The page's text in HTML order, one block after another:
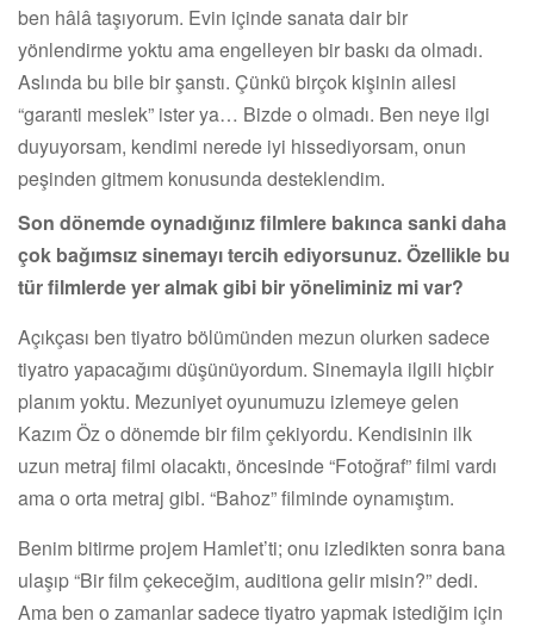
ben hâlâ taşıyorum. Evin içinde sanata dair bir
yönlendirme yoktu ama engelleyen bir baskı da olmadı.
Aslında bu bile bir şanstı. Çünkü birçok kişinin ailesi
“garanti meslek” ister ya… Bizde o olmadı. Ben neye ilgi
duyuyorsam, kendimi nerede iyi hissediyorsam, onun
peşinden gitmem konusunda desteklendim.
Son dönemde oynadığınız filmlere bakınca sanki daha
çok bağımsız sinemayı tercih ediyorsunuz. Özellikle bu
tür filmlerde yer almak gibi bir yöneliminiz mi var?
Açıkçası ben tiyatro bölümünden mezun olurken sadece
tiyatro yapacağımı düşünüyordum. Sinemayla ilgili hiçbir
planım yoktu. Mezuniyet oyunumuzu izlemeye gelen
Kazım Öz o dönemde bir film çekiyordu. Kendisinin ilk
uzun metraj filmi olacaktı, öncesinde “Fotoğraf” filmi vardı
ama o orta metraj gibi. “Bahoz” filminde oynamıştım.
Benim bitirme projem Hamlet’ti; onu izledikten sonra bana
ulaşıp “Bir film çekeceğim, auditiona gelir misin?” dedi.
Ama ben o zamanlar sadece tiyatro yapmak istediğim için